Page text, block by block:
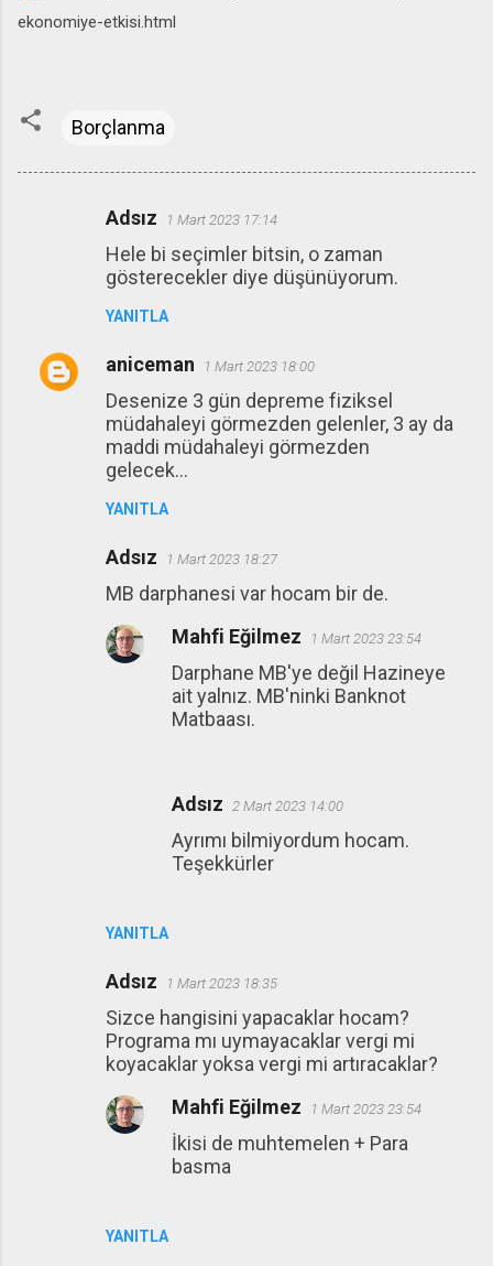
ekonomiye-etkisi.html
Borçlanma
m
l
Adsız 1 Mart 2023 17:14
Hele bi seçimler bitsin, o zaman
gösterecekler diye düşünüyorum.
YANITLA
aniceman 1 Mart 2023 18:00
Desenize 3 gün depreme fiziksel
müdahaleyi görmezden gelenler, 3 ay da
maddi müdahaleyi görmezden
gelecek...
YANITLA
Adsız 1 Mart 2023 18:27
MB darphanesi var hocam bir de.
YANITLA
Mahfi Eğilmez 1 Mart 2023 23:54
Darphane MB'ye değil Hazineye
ait yalnız. MB'ninki Banknot
Matbaası.
Adsız 2 Mart 2023 14:00
Ayrımı bilmiyordum hocam.
Teşekkürler
Adsız 1 Mart 2023 18:35
Sizce hangisini yapacaklar hocam?
Programa mı uymayacaklar vergi mi
koyacaklar yoksa vergi mi artıracaklar?
YANITLA
Mahfi Eğilmez 1 Mart 2023 23:54
İkisi de muhtemelen + Para
basma